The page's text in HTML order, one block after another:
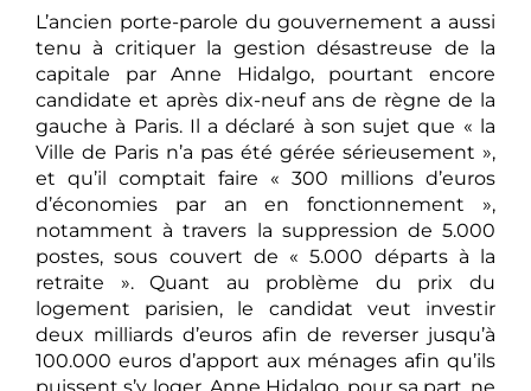
L’ancien porte-parole du gouvernement a aussi
tenu à critiquer la gestion désastreuse de la
capitale par Anne Hidalgo, pourtant encore
candidate et après dix-neuf ans de règne de la
gauche à Paris. Il a déclaré à son sujet que « la
Ville de Paris n’a pas été gérée sérieusement »,
et qu’il comptait faire « 300 millions d’euros
d’économies par an en fonctionnement »,
notamment à travers la suppression de 5.000
postes, sous couvert de « 5.000 départs à la
retraite ». Quant au problème du prix du
logement parisien, le candidat veut investir
deux milliards d’euros afin de reverser jusqu’à
100.000 euros d’apport aux ménages afin qu’ils